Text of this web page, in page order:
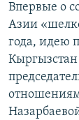
Впервые о
Азии
года, идею